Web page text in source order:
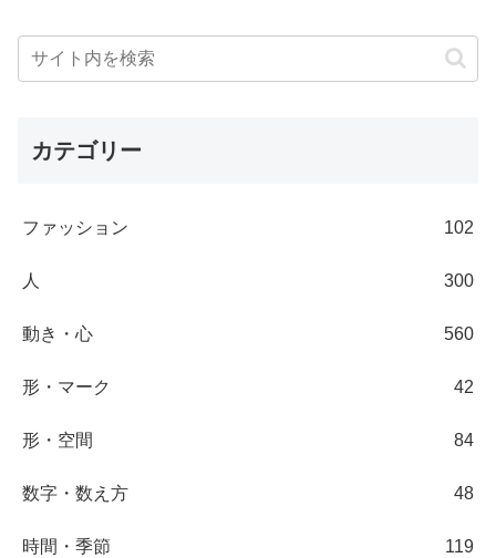
カテゴリー
ファッション 102
人 300
動き・心 560
形・マーク 42
形・空間 84
数字・数え方 48
時間・季節 119